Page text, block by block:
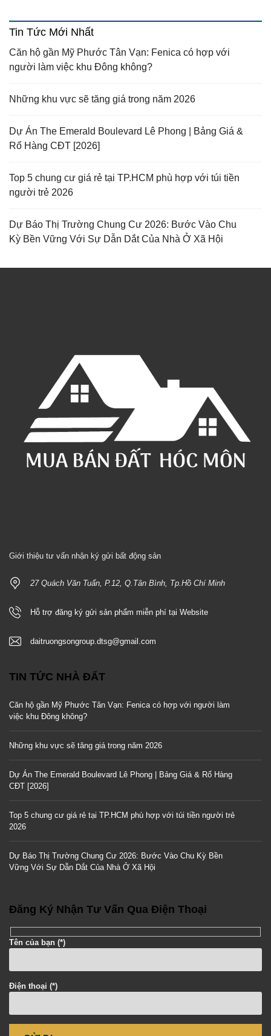
Tin Tức Mới Nhất
Căn hộ gần Mỹ Phước Tân Vạn: Fenica có hợp với
người làm việc khu Đông không?
Những khu vực sẽ tăng giá trong năm 2026
Dự Án The Emerald Boulevard Lê Phong | Bảng Giá &
Rổ Hàng CĐT [2026]
Top 5 chung cư giá rẻ tại TP.HCM phù hợp với túi tiền
người trẻ 2026
Dự Báo Thị Trường Chung Cư 2026: Bước Vào Chu
Kỳ Bền Vững Với Sự Dẫn Dắt Của Nhà Ở Xã Hội
Giới thiệu tư vấn nhận ký gửi bất động sản
27 Quách Văn Tuấn, P.12, Q.Tân Bình, Tp.Hồ Chí Minh
Hỗ trợ đăng ký gửi sản phẩm miễn phí tại Website
daitruongsongroup.dtsg@gmail.com
TIN TỨC NHÀ ĐẤT
Căn hộ gần Mỹ Phước Tân Vạn: Fenica có hợp với người làm
việc khu Đông không?
Những khu vực sẽ tăng giá trong năm 2026
Dự Án The Emerald Boulevard Lê Phong | Bảng Giá & Rổ Hàng
CĐT [2026]
Top 5 chung cư giá rẻ tại TP.HCM phù hợp với túi tiền người trẻ
2026
Dự Báo Thị Trường Chung Cư 2026: Bước Vào Chu Kỳ Bền
Vững Với Sự Dẫn Dắt Của Nhà Ở Xã Hội
Đăng Ký Nhận Tư Vấn Qua Điện Thoại
Tên của bạn (*)
Điện thoại (*)